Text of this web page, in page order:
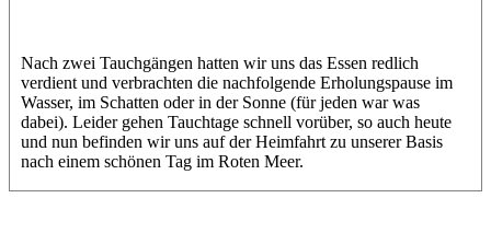
Nach zwei Tauchgängen hatten wir uns das Essen redlich
verdient und verbrachten die nachfolgende Erholungspause im
Wasser, im Schatten oder in der Sonne (für jeden war was
dabei). Leider gehen Tauchtage schnell vorüber, so auch heute
und nun befinden wir uns auf der Heimfahrt zu unserer Basis
nach einem schönen Tag im Roten Meer.